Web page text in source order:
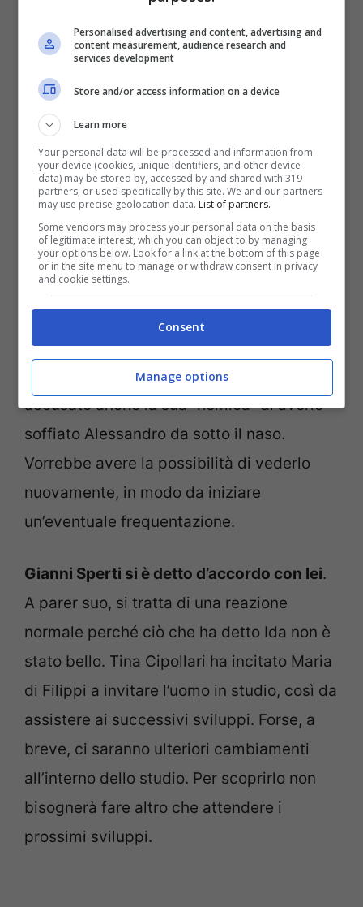
Ida Platano ha una reazione inaspettata – (IG
@uominiedonne) – sulmonaoggi.it
Lo scontro non è finito qui. Roberta, infatti,
è rimasta sulla sua posizione. Ha ammesso
di non voler essere costretta a subire
determinati insulti.Non può rimanere in
, mentre gli altri si sfogano. Ha
accusato anche la sua “nemica” di averle
soffiato Alessandro da sotto il naso.
Vorrebbe avere la possibilità di vederlo
nuovamente, in modo da iniziare
un’eventuale frequentazione.
Gianni Sperti si è detto d’accordo con lei.
A parer suo, si tratta di una reazione
normale perché ciò che ha detto Ida non è
stato bello. Tina Cipollari ha incitato Maria
di Filippi a invitare l’uomo in studio, così da
assistere ai successivi sviluppi. Forse, a
breve, ci saranno ulteriori cambiamenti
all’interno dello studio. Per scoprirlo non
bisognerà fare altro che attendere i
prossimi sviluppi.
Personalised advertising and content, advertising and
content measurement, audience research and
services development
Store and/or access information on a device
Learn more
Your personal data will be processed and information from
your device (cookies, unique identifiers, and other device
data) may be stored by, accessed by and shared with 319
partners, or used specifically by this site. We and our partners
may use precise geolocation data. List of partners.
Some vendors may process your personal data on the basis
of legitimate interest, which you can object to by managing
your options below. Look for a link at the bottom of this page
or in the site menu to manage or withdraw consent in privacy
and cookie settings.
Consent
Manage options